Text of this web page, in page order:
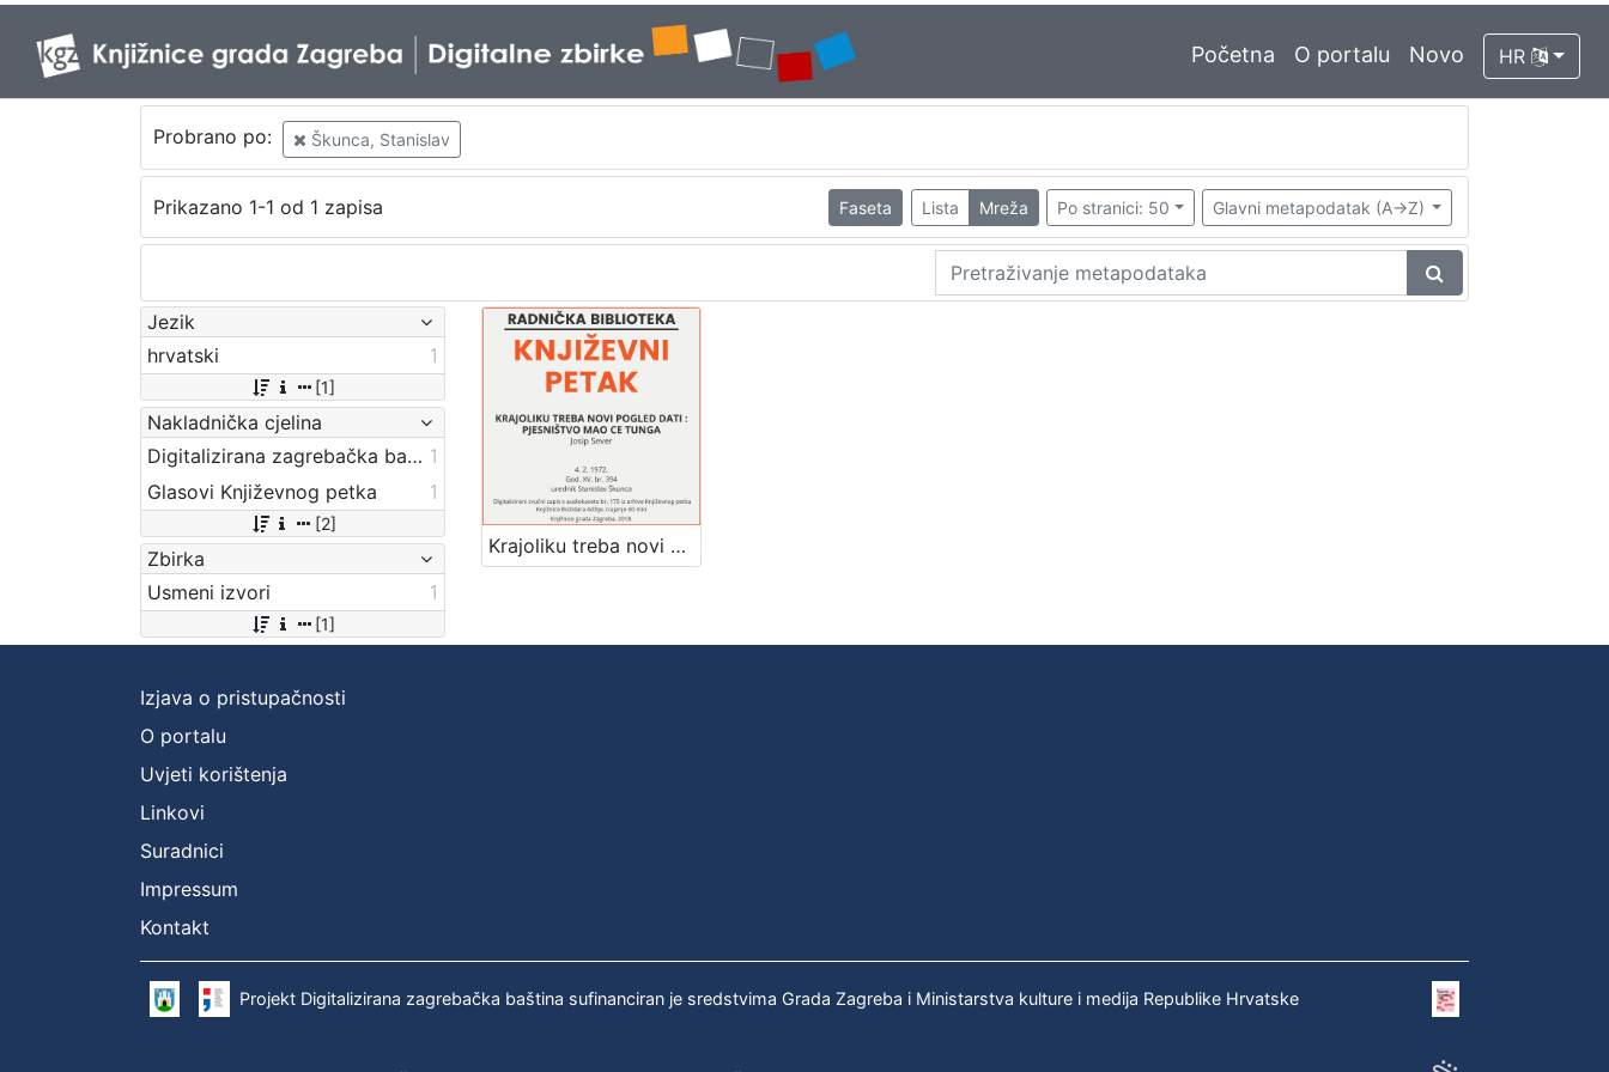
Početna O portalu Novo HR
Probrano po: Škunca, Stanislav
Prikazano 1-1 od 1 zapisa Faseta Lista Mreža Po stranici: 50 Glavni metapodatak (A->Z)
Jezik
hrvatski
1
[1]
Nakladnička cjelina
Digitalizirana zagrebačka baština 1
Glasovi Književnog petka
1
[2]
Zbirka
Usmeni izvori
1
[1]
Krajoliku treba novi pogled dati : pjesništvo Mao Ce Tunga : Književni petak, dvorana u Novinarskom domu, 4. 2. 1972., br. 394 / Josip Sever ; urednik Stanislav Škunca
Izjava o pristupačnosti
O portalu
Uvjeti korištenja
Linkovi
Suradnici
Impressum
Kontakt
Projekt Digitalizirana zagrebačka baština sufinanciran je sredstvima Grada Zagreba i Ministarstva kulture i medija Republike Hrvatske